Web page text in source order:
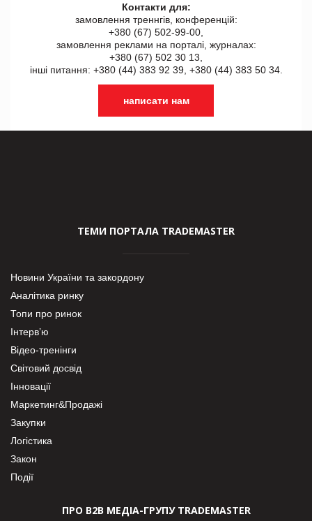
Контакти для:
замовлення треннгів, конференцій:
+380 (67) 502-99-00,
замовлення реклами на порталі, журналах:
+380 (67) 502 30 13,
інші питання: +380 (44) 383 92 39, +380 (44) 383 50 34.
написати нам
ТЕМИ ПОРТАЛА TRADEMASTER
Новини України та закордону
Аналітика ринку
Топи про ринок
Інтерв’ю
Відео-тренінги
Світовий досвід
Інновації
Маркетинг&Продажі
Закупки
Логістика
Закон
Події
ПРО В2В МЕДІА-ГРУПУ TRADEMASTER